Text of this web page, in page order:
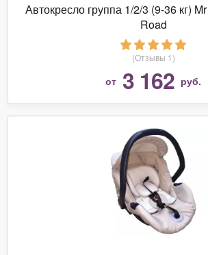
Автокресло группа 1/2/3 (9-36 кг)
Road
(Отзывы 1)
от 3 162 руб.